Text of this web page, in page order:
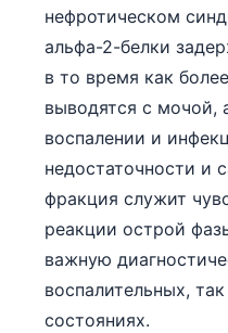
нефротическом
альфа-2-белки
в то время как
выводятся с мочой,
воспалении и
недостаточности и
фракция служит
реакции острой
важную
воспалительных,
состояниях.